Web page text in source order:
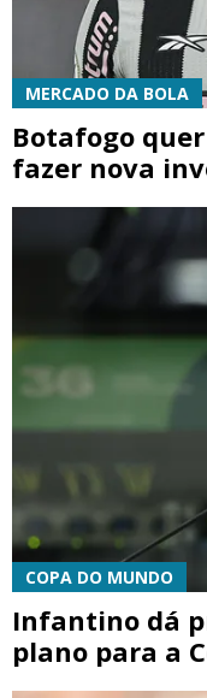
MERCADO DA BOLA
Botafogo
fazer nova
COPA DO MUNDO
Infantino dá
plano para a